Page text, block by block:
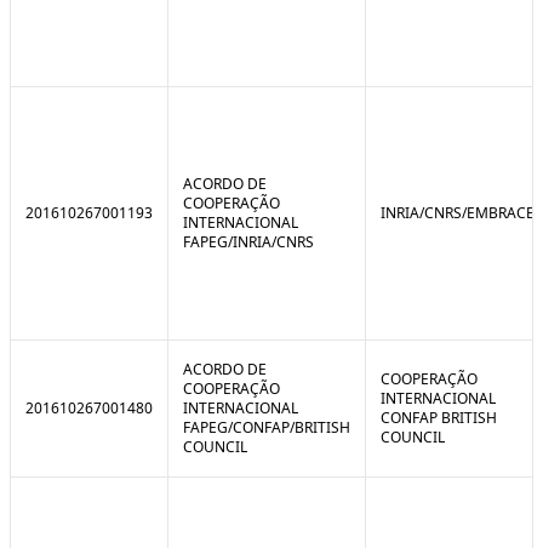
201610267001193
ACORDO DE
COOPERAÇÃO
INTERNACIONAL
FAPEG/INRIA/CNRS
INRIA/CNRS/EMBRACE
201610267001480
ACORDO DE
COOPERAÇÃO
INTERNACIONAL
FAPEG/CONFAP/BRITISH
COUNCIL
COOPERAÇÃO
INTERNACIONAL
CONFAP BRITISH
COUNCIL